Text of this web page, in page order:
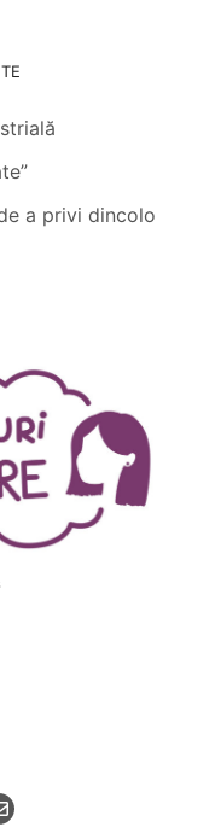
a privi dincolo